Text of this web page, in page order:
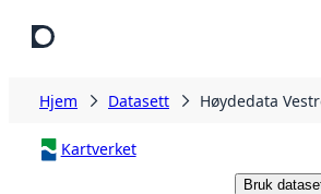
Hjem Datasett Høydedata
Kartverket
Bruk